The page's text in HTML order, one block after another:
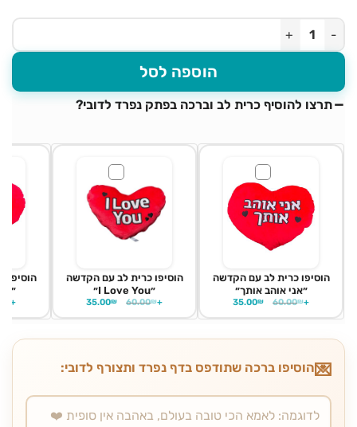
כמות של דובי ענק 2 מטר בצבע אדום בסגנון "אמריקאי" - הדגם השמן
הוספה לסל
תרצו להוסיף כרית לב וברכה בפתק נפרד לדובי?
הוסיפו כרית לב עם הקדשה
״אני אוהב אותך״
+
₪
60.00
₪
35.00
הוסיפו כרית לב עם הקדשה
״I Love You״
+
₪
60.00
₪
35.00
הוסיפו
+
הוסיפו ברכה שתודפס בדף נפרד ותצורף לדובי: